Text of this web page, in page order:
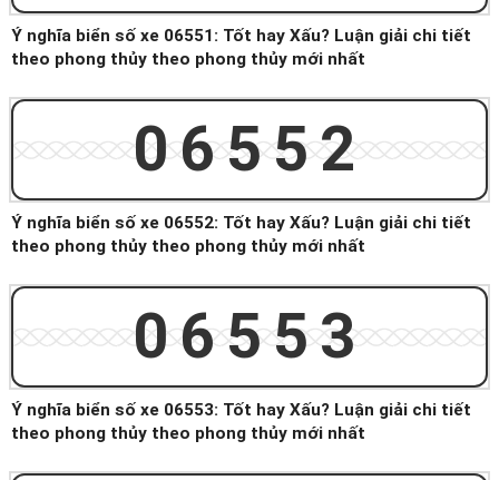
Ý nghĩa biển số xe 06551: Tốt hay Xấu? Luận giải chi tiết
theo phong thủy theo phong thủy mới nhất
06552
Ý nghĩa biển số xe 06552: Tốt hay Xấu? Luận giải chi tiết
theo phong thủy theo phong thủy mới nhất
06553
Ý nghĩa biển số xe 06553: Tốt hay Xấu? Luận giải chi tiết
theo phong thủy theo phong thủy mới nhất